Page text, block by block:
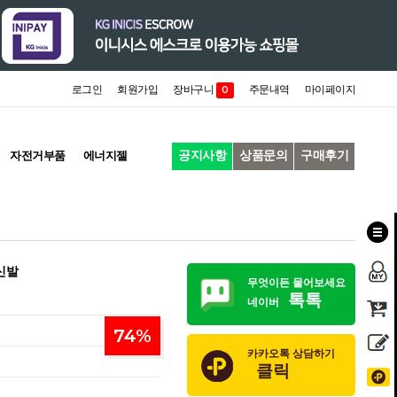
로그인 회원가입 장바구니 0 주문내역 마이페이지
자전거부품 에너지젤 공지사항 상품문의 구매후기
발
74%
무엇이든 물어보세요
네이버
톡톡
카카오톡 상담하기
클릭